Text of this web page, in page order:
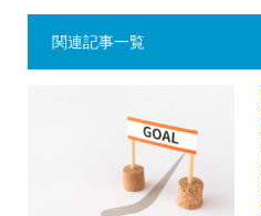
関連記事一覧